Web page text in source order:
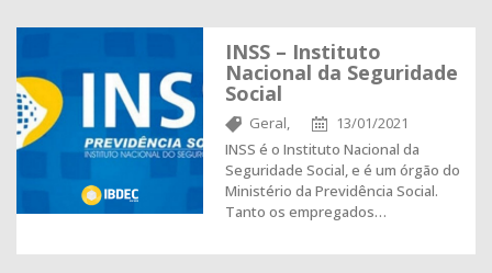
INSS – Instituto
Nacional da Seguridade
Social
Geral,
13/01/2021
INSS é o Instituto Nacional da
Seguridade Social, e é um órgão do
Ministério da Previdência Social.
Tanto os empregados…